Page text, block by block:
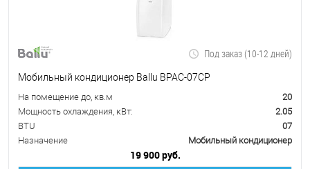
Под заказ (10-12 дней)
Мобильный кондиционер Ballu BPAC-07CP
На помещение до, кв.м
20
Мощность охлаждения, кВт:
2.05
BTU
07
Назначение
Мобильный кондиционер
19 900 руб.